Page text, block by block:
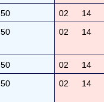
50 02 14
50 02 14
50 02 14
50 02 14